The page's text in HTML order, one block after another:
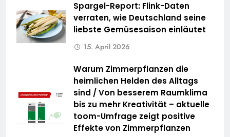
Spargel-Report: Flink-Daten
verraten, wie Deutschland seine
liebste Gemüsesaison einläutet
15. April 2026
Warum Zimmerpflanzen die
heimlichen Helden des Alltags
sind / Von besserem Raumklima
bis zu mehr Kreativität – aktuelle
toom-Umfrage zeigt positive
Effekte von Zimmerpflanzen